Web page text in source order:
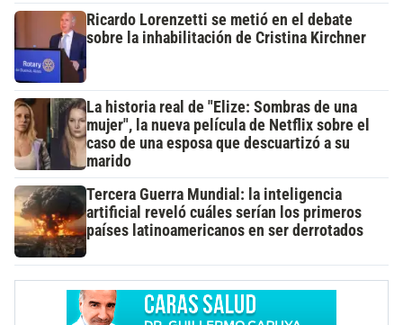
Ricardo Lorenzetti se metió en el debate
sobre la inhabilitación de Cristina Kirchner
La historia real de "Elize: Sombras de una
mujer", la nueva película de Netflix sobre el
caso de una esposa que descuartizó a su
marido
Tercera Guerra Mundial: la inteligencia
artificial reveló cuáles serían los primeros
países latinoamericanos en ser derrotados